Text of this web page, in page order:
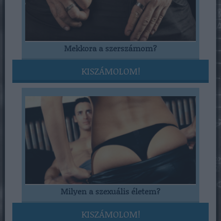
Mekkora a szerszámom?
KISZÁMOLOM!
Milyen a szexuális életem?
KISZÁMOLOM!